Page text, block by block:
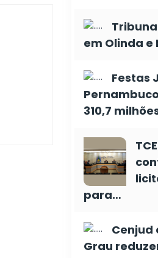
em Olinda
Festas
310,7
para…
Cenjud
Grau